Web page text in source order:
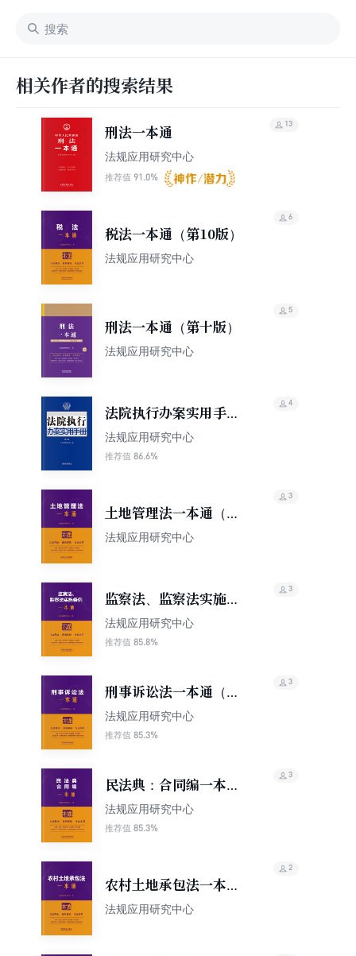
相关作者的搜索结果
刑法一本通
法规应用研究中心
推荐值 91.0%
13
税法一本通（第10版）
法规应用研究中心
6
刑法一本通（第十版）
法规应用研究中心
5
法院执行办案实用手册
（第九版）
法规应用研究中心
推荐值 86.6%
4
土地管理法一本通（第
10版）
法规应用研究中心
3
监察法、监察法实施条
例一本通（第10版）
法规应用研究中心
推荐值 85.8%
3
刑事诉讼法一本通（第
10版）
法规应用研究中心
推荐值 85.3%
3
民法典：合同编一本通
（第10版）
法规应用研究中心
推荐值 85.3%
3
农村土地承包法一本通
（第10版）
法规应用研究中心
2